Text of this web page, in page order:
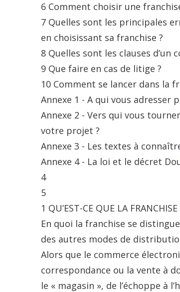
6 Comment choisir une
7 Quelles sont les principales
en choisissant sa franchise ?
8 Quelles sont les clauses d’un
9 Que faire en cas de litige ?
10 Comment se lancer dans la
Annexe 1 - A qui vous adresser
Annexe 2 - Vers qui vous
votre projet ?
Annexe 3 - Les textes à
Annexe 4 - La loi et le décret
4
5
1 QU’EST-CE QUE LA FRANCHISE
En quoi la franchise se
des autres modes de
Alors que le commerce
correspondance ou la vente à
le « magasin », de l’échoppe à